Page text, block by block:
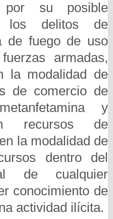
su posible
los delitos de
de fuego de uso
armadas,
la modalidad de
de comercio de
y
recursos de
la modalidad de
dentro del
de cualquier
conocimiento de
actividad ilícita.